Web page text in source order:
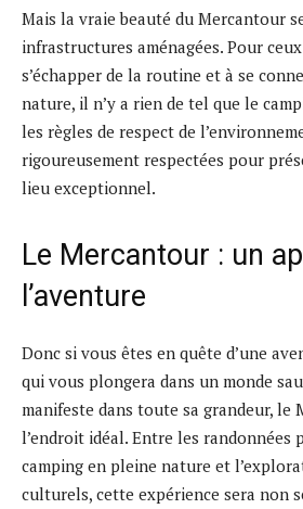
Mais la vraie beauté du Mercantour
infrastructures aménagées. Pour
s’échapper de la routine et à se
nature, il n’y a rien de tel que le
les règles de respect de
rigoureusement respectées pour
lieu exceptionnel.
Le Mercantour : un
l’aventure
Donc si vous êtes en quête d’une
qui vous plongera dans un monde
manifeste dans toute sa grandeur, le
l’endroit idéal. Entre les randonnées
camping en pleine nature et
culturels, cette expérience sera non